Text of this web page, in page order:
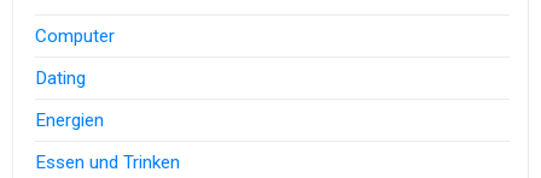
Computer
Dating
Energien
Essen und Trinken